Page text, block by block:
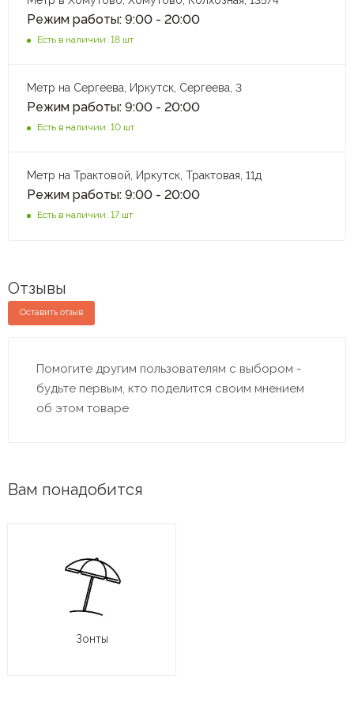
Режим работы: 9:00 - 20:00
Есть в наличии: 18 шт
Метр на Сергеева, Иркутск, Сергеева, 3
Режим работы: 9:00 - 20:00
Есть в наличии: 10 шт
Метр на Трактовой, Иркутск, Трактовая, 11д
Режим работы: 9:00 - 20:00
Есть в наличии: 17 шт
Отзывы
Оставить отзыв
Помогите другим пользователям с выбором -
будьте первым, кто поделится своим мнением
об этом товаре
Вам понадобится
Зонты